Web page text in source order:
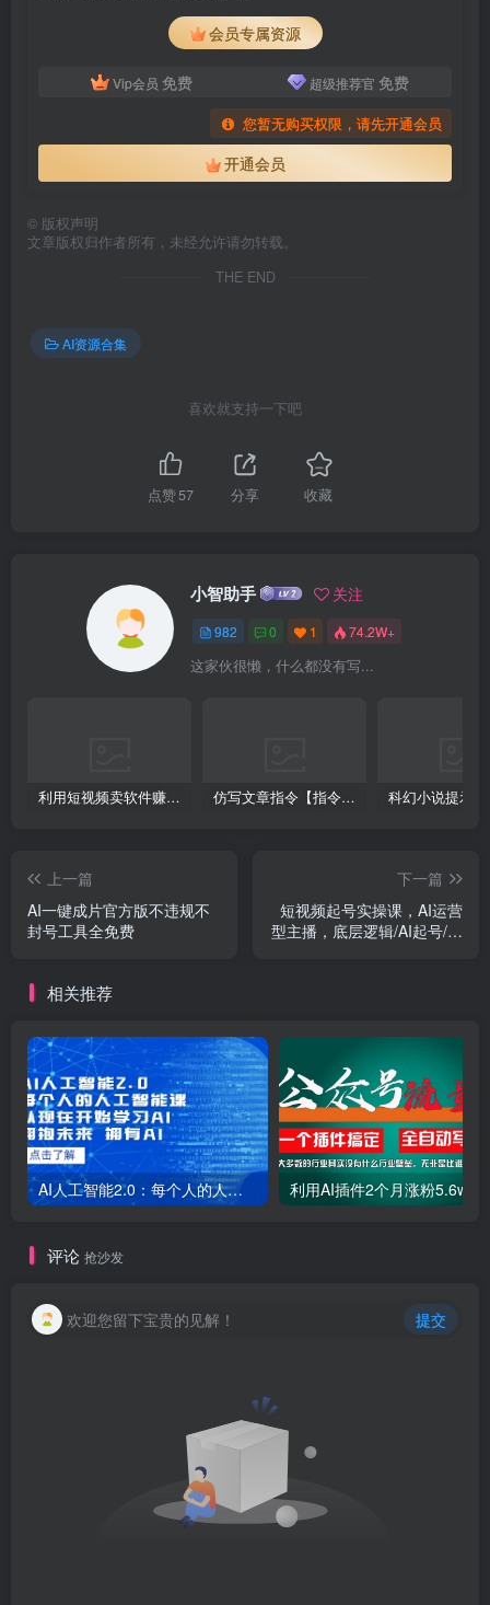
会员专属资源
Vip会员 免费 超级推荐官 免费
您暂无购买权限，请先开通会员
开通会员
© 版权声明
文章版权归作者所有，未经允许请勿转载。
THE END
AI资源合集
喜欢就支持一下吧
点赞57 分享 收藏
小智助手 关注
982 0 1 74.2W+
这家伙很懒，什么都没有写...
利用短视频卖软件赚钱，新手小白轻松月入10000+！ 仿写文章指令【指令+教程】
上一篇
AI一键成片官方版不违规不
封号工具全免费
下一篇
短视频起号实操课，AI运营
型主播，底层逻辑/AI起号/运
相关推荐
AI人工智能2.0：每个人的人工智能课：从现在开始学习AI（38节课）
评论 抢沙发
欢迎您留下宝贵的见解！ 提交